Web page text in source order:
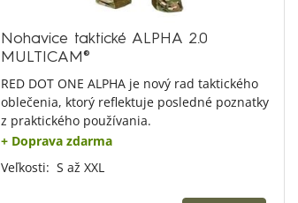
Nohavice taktické ALPHA 2.0
MULTICAM®
RED DOT ONE ALPHA je nový rad taktického
oblečenia, ktorý reflektuje posledné poznatky
z praktického používania.
+ Doprava zdarma
Veľkosti: S až XXL